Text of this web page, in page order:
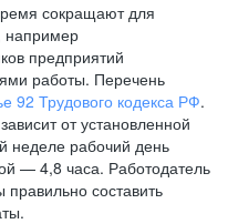
сокращают для
например
предприятий
работы. Перечень
92 Трудового кодекса РФ.
от установленной
неделе рабочий день
—4,8 часа. Работодатель
правильно составить